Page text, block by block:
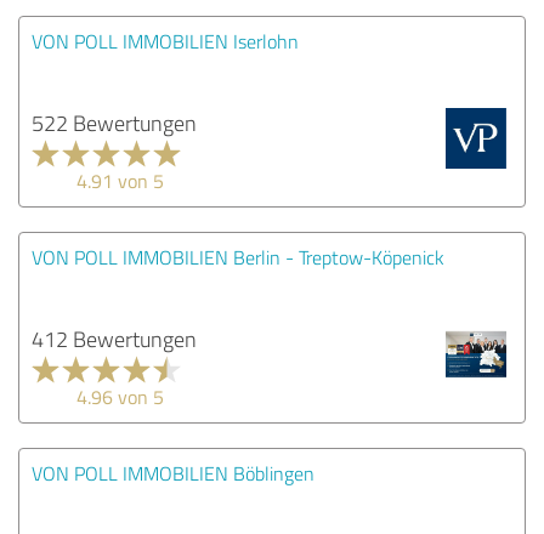
VON POLL IMMOBILIEN Iserlohn
522 Bewertungen
4.91 von 5
VON POLL IMMOBILIEN Berlin - Treptow-Köpenick
412 Bewertungen
4.96 von 5
VON POLL IMMOBILIEN Böblingen